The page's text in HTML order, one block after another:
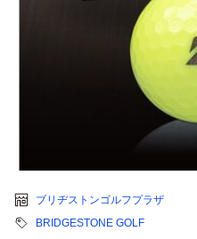
ブリヂストンゴルフプラザ
BRIDGESTONE GOLF